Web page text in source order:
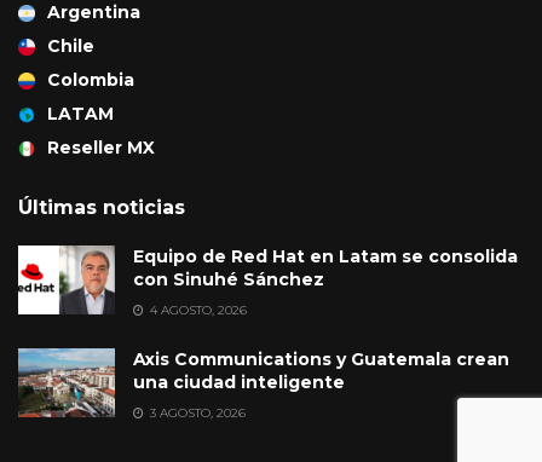
Argentina
Chile
Colombia
LATAM
Reseller MX
Últimas noticias
Equipo de Red Hat en Latam se consolida
con Sinuhé Sánchez
4 AGOSTO, 2026
Axis Communications y Guatemala crean
una ciudad inteligente
3 AGOSTO, 2026